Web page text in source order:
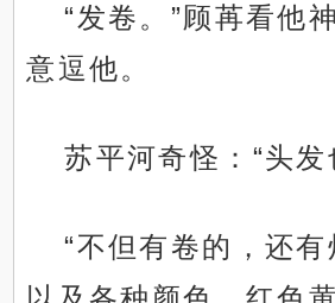
“发卷。”顾苒看他
意逗他。
苏平河奇怪：“头发
“不但有卷的，还有